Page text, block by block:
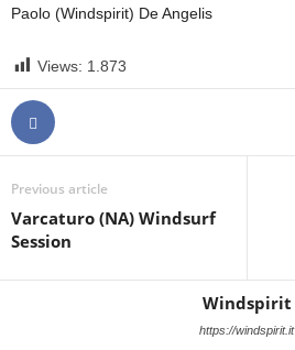
Paolo (Windspirit) De Angelis
Views: 1.873
Previous article
Varcaturo (NA) Windsurf
Session
Windspirit
https://windspirit.it